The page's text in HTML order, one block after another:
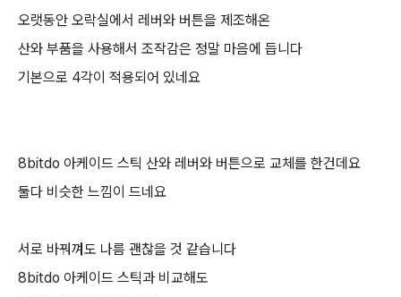
오랫동안 오락실에서 레버와 버튼을 제조해온
산와 부품을 사용해서 조작감은 정말 마음에 듭니다
기본으로 4각이 적용되어 있네요
8bitdo 아케이드 스틱 산와 레버와 버튼으로 교체를 한건데요
둘다 비슷한 느낌이 드네요
서로 바꿔껴도 나름 괜찮을 것 같습니다
8bitdo 아케이드 스틱과 비교해도